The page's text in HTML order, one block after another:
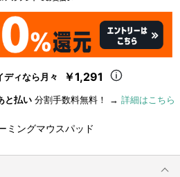
ディなら月々 ￥1,291
と払い 分割手数料無料！ → 詳細はこちら
ミングマウスパッド